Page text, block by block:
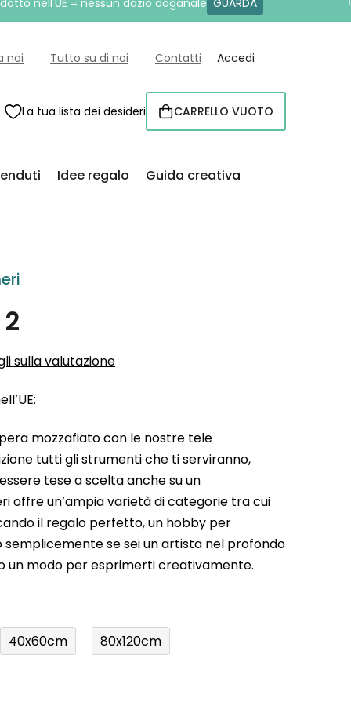
nell'UE = nessun dazio doganale GUARDA
noi Tutto su di noi Contatti Accedi
La tua lista dei desideri CARRELLO
CARRELLO VUOTO
Idee regalo Guida creativa
sulla valutazione
mozzafiato con le nostre tele
tutti gli strumenti che ti serviranno,
tese a scelta anche su un
offre un’ampia varietà di categorie tra cui
il regalo perfetto, un hobby per
se sei un artista nel profondo
un modo per esprimerti creativamente.
40x60cm 80x120cm